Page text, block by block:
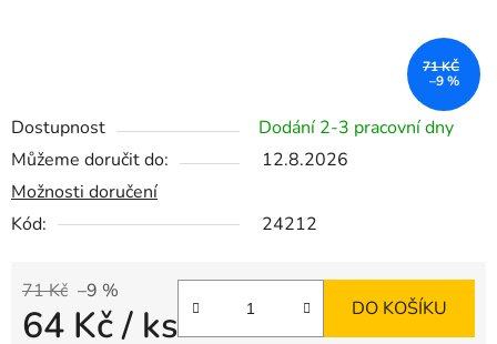
Dostupnost
Dodání 2-3 pracovní dny
Můžeme doručit do:
12.8.2026
Možnosti doručení
Kód:
24212
71 Kč –9 %
64 Kč/ ks DO KOŠÍKU
71 KČ
–9 %